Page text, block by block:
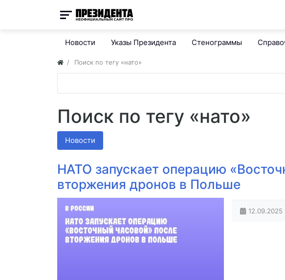
Новости Указы Президента Стенограммы
Поиск по тегу «нато»
Поиск по тегу «нато»
Новости
НАТО запускает операцию
вторжения дронов в Польше
12.09.2025